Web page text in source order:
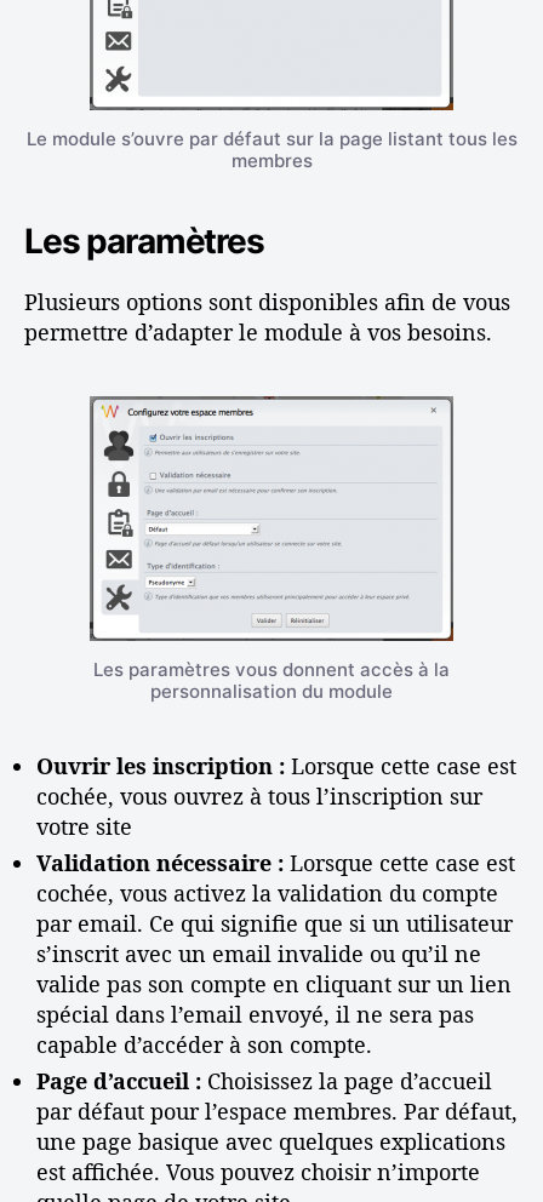
Le module s’ouvre par défaut sur la page listant tous les
membres
Les paramètres
Plusieurs options sont disponibles afin de vous
permettre d’adapter le module à vos besoins.
Les paramètres vous donnent accès à la
personnalisation du module
Ouvrir les inscription : Lorsque cette case est
cochée, vous ouvrez à tous l’inscription sur
votre site
Validation nécessaire : Lorsque cette case est
cochée, vous activez la validation du compte
par email. Ce qui signifie que si un utilisateur
s’inscrit avec un email invalide ou qu’il ne
valide pas son compte en cliquant sur un lien
spécial dans l’email envoyé, il ne sera pas
capable d’accéder à son compte.
Page d’accueil : Choisissez la page d’accueil
par défaut pour l’espace membres. Par défaut,
une page basique avec quelques explications
est affichée. Vous pouvez choisir n’importe